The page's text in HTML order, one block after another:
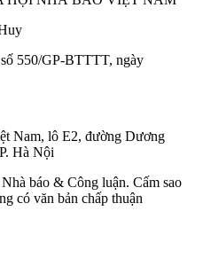
550/GP-BTTTT, ngày
Nam, lô E2, đường Dương
Hà Nội
báo & Công luận. Cấm sao
có văn bản chấp thuận